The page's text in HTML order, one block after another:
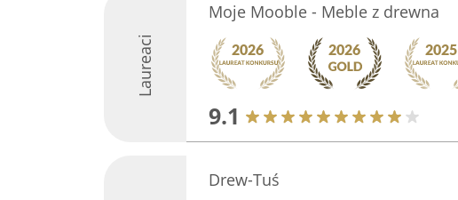
Laureaci
Moje Mooble - Meble z drewna
9.1
Drew-Tuś